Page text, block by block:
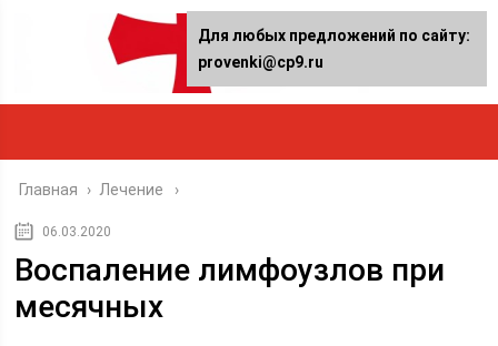
Главная › Лечение
06.03.2020
Воспаление лимфоузлов при
месячных
Для любых предложений по сайту:
provenki@cp9.ru